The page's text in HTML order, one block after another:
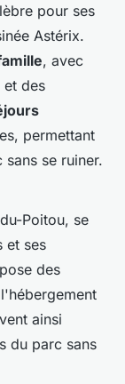
pour ses
Astérix.
, avec
et des
permettant
se ruiner.
Poitou, se
et ses
des
ainsi
du parc sans